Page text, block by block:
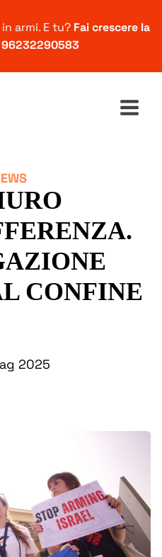
armi. E tu? Fai crescere la
96232290583
CONFINE
2025